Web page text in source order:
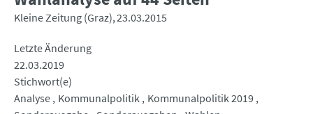
Kleine Zeitung (Graz) 23.03.2015
Letzte Änderung
22.03.2019
Stichwort(e)
Analyse Kommunalpolitik Kommunalpolitik 2019